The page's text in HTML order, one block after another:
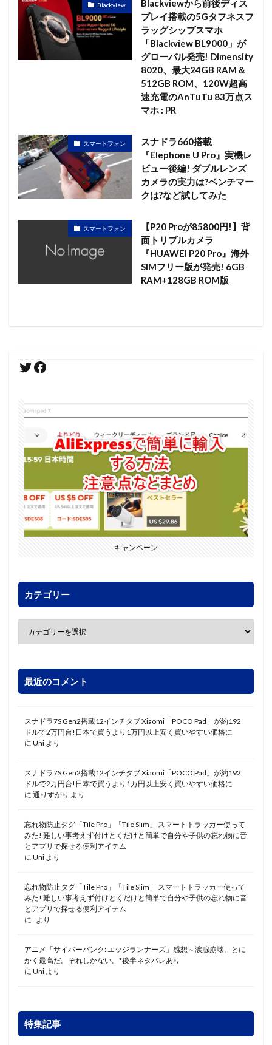
Blackview
Blackviewから前後ディス
プレイ搭載の5Gタフネスフ
ラッグシップスマホ
「Blackview BL9000」が
グローバル発売! Dimensity
8020、最大24GB RAM＆
512GB ROM、120W超高
速充電のAnTuTu 83万点ス
マホ : PR
スマートフォン
スナドラ660搭載
『Elephone U Pro』実機レ
ビュー後編! ダブルレンズ
カメラの実力は?ベンチマー
クは?など試してみた
スマートフォン
【P20 Proが85800円!】背
面トリプルカメラ
『HUAWEI P20 Pro』海外
SIMフリー版が発売! 6GB
RAM+128GB ROM版
キャンペーン
カテゴリー
最近のコメント
スナドラ7S Gen2搭載12インチタブ Xiaomi「POCO Pad」が約192
ドルで2万円台!日本で買うより1万円以上安く買いやすい価格に
に Uni より
スナドラ7S Gen2搭載12インチタブ Xiaomi「POCO Pad」が約192
ドルで2万円台!日本で買うより1万円以上安く買いやすい価格に
に 通りすがり より
忘れ物防止タグ「Tile Pro」「Tile Slim」 スマートトラッカー使って
みた! 難しい事考えず付けとくだけと簡単で自分や子供の忘れ物に音
とアプリで探せる便利アイテム
に Uni より
忘れ物防止タグ「Tile Pro」「Tile Slim」 スマートトラッカー使って
みた! 難しい事考えず付けとくだけと簡単で自分や子供の忘れ物に音
とアプリで探せる便利アイテム
に
より
アニメ「サイバーパンク: エッジランナーズ」感想～涙腺崩壊。とに
かく最高だ。それしかない。*後半ネタバレあり
に Uni より
特集記事